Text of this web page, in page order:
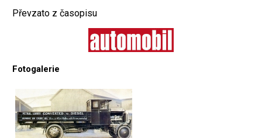
Převzato z časopisu
Fotogalerie